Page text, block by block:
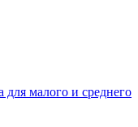
для малого и среднего